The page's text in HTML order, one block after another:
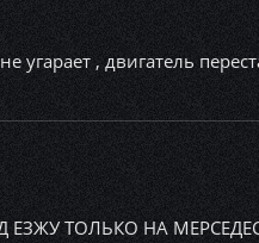
угарает , двигатель
ТОЛЬКО НА